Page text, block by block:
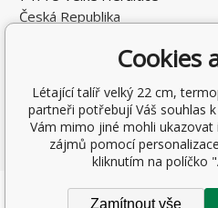
Česká Republika
DIČ: CZ7405265549
Copyright © 2026
Cookies
Létající talíř velký 22 cm,
partneři potřebují Váš souhlas
Vám mimo jiné mohli ukazovat
zájmů pomocí
kliknutím na políčko
Zamítnout vše